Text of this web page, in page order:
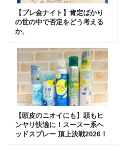
【プレ金ナイト】肯定ばかり
の世の中で否定をどう考える
か。
【頭皮のニオイにも】頭もヒ
ンヤリ快適に！スースー系ヘ
ッドスプレー 頂上決戦2026！